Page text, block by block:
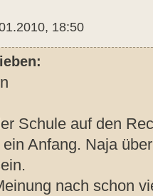
18:50
Schule auf den
Anfang. Naja
nach schon